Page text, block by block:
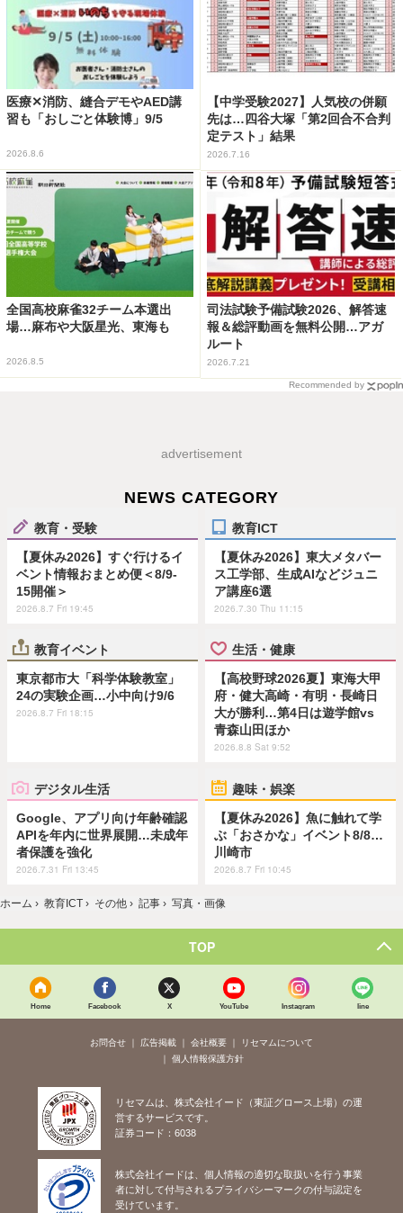
医療✕消防、縫合デモやAED講
習も「おしごと体験博」9/5
2026.8.6
【中学受験2027】人気校の併願
先は…四谷大塚「第2回合不合判
定テスト」結果
2026.7.16
全国高校麻雀32チーム本選出
場…麻布や大阪星光、東海も
2026.8.5
司法試験予備試験2026、解答速
報＆総評動画を無料公開…アガ
ルート
2026.7.21
Recommended by
advertisement
NEWS CATEGORY
教育・受験
【夏休み2026】すぐ行けるイ
ベント情報おまとめ便＜8/9-
15開催＞
2026.8.7 Fri 19:45
教育ICT
【夏休み2026】東大メタバー
ス工学部、生成AIなどジュニ
ア講座6選
2026.7.30 Thu 11:15
教育イベント
東京都市大「科学体験教室」
24の実験企画…小中向け9/6
2026.8.7 Fri 18:15
生活・健康
【高校野球2026夏】東海大甲
府・健大高崎・有明・長崎日
大が勝利…第4日は遊学館vs
青森山田ほか
2026.8.8 Sat 9:52
デジタル生活
Google、アプリ向け年齢確認
APIを年内に世界展開…未成年
者保護を強化
2026.7.31 Fri 13:45
趣味・娯楽
【夏休み2026】魚に触れて学
ぶ「おさかな」イベント8/8…
川崎市
2026.8.7 Fri 10:45
ホーム › 教育ICT › その他 › 記事 › 写真・画像
TOP
Home Facebook X YouTube Instagram line
お問合せ 広告掲載 会社概要
リセマムについて
個人情報保護方針
リセマムは、株式会社イード（東証グロース上場）の運
営するサービスです。
証券コード：6038
株式会社イードは、個人情報の適切な取扱いを行う事業
者に対して付与されるプライバシーマークの付与認定を
受けています。